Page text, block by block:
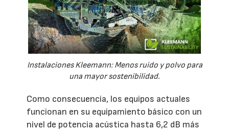
Instalaciones Kleemann: Menos ruido y polvo para
una mayor sostenibilidad.
Como consecuencia, los equipos actuales
funcionan en su equipamiento básico con un
nivel de potencia acústica hasta 6,2 dB más